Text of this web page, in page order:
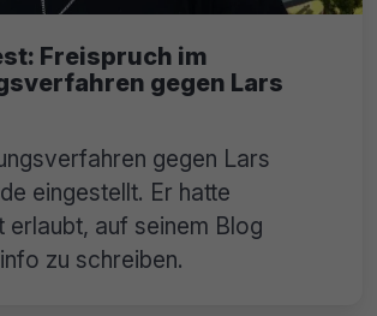
Freispruch im
gegen Lars
gegen Lars
eingestellt. Er hatte
erlaubt, auf seinem Blog
zu schreiben.